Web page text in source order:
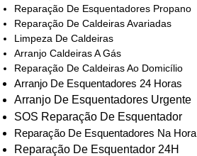
Reparação De Esquentadores Propano
Reparação De Caldeiras Avariadas
Limpeza De Caldeiras
Arranjo Caldeiras A Gás
Reparação De Caldeiras Ao Domicílio
Arranjo De Esquentadores 24 Horas
Arranjo De Esquentadores Urgente
SOS Reparação De Esquentador
Reparação De Esquentadores Na Hora
Reparação De Esquentador 24H